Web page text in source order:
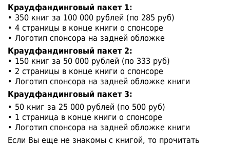
Краудфандинговый пакет 1:
• 350 книг за 100 000 рублей (по 285 руб)
• 4 страницы в конце книги о спонсоре
• Логотип спонсора на задней обложке
Краудфандинговый пакет 2:
• 150 книг за 50 000 рублей (по 333 руб)
• 2 страницы в конце книги о спонсоре
• Логотип спонсора на задней обложке книги
Краудфандинговый пакет 3:
• 50 книг за 25 000 рублей (по 500 руб)
• 1 страница в конце книги о спонсоре
• Логотип спонсора на задней обложке книги
Если Вы еще не знакомы с книгой, то прочитать